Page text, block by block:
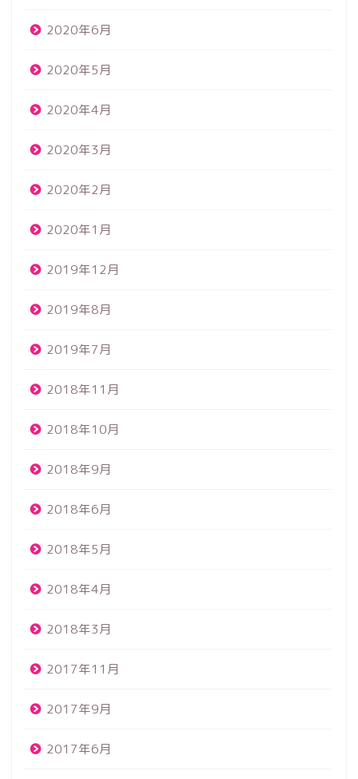
2020年6月
2020年5月
2020年4月
2020年3月
2020年2月
2020年1月
2019年12月
2019年8月
2019年7月
2018年11月
2018年10月
2018年9月
2018年6月
2018年5月
2018年4月
2018年3月
2017年11月
2017年9月
2017年6月